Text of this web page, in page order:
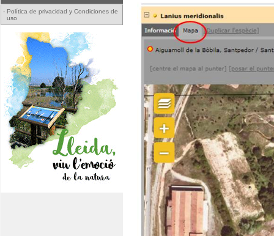
- Política de privacidad y Condiciones de
uso